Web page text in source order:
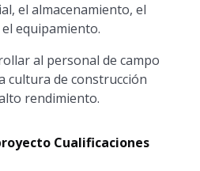
el almacenamiento, el
equipamiento.
al personal de campo
cultura de construcción
rendimiento.
Cualificaciones